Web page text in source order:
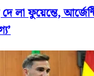
দে লা ফুয়েন্তে,